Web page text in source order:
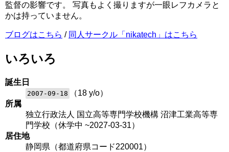
監督の影響です。 写真もよく撮りますが一眼レフカメラと
かは持っていません。
ブログはこちら / 同人サークル「nikatech」はこちら
いろいろ
誕生日
2007-09-18 （18 y/o）
所属
独立行政法人 国立高等専門学校機構 沼津工業高等専
門学校（休学中 ~2027-03-31）
居住地
静岡県（都道府県コード220001）